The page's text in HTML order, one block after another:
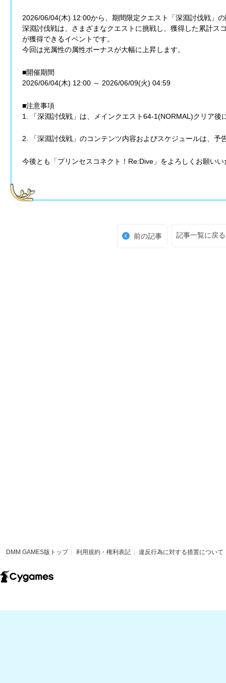
2026/06/04(木) 12:00から、期間限定クエスト「深淵討伐戦」
深淵討伐戦は、さまざまなクエストに挑戦し、獲得した累計ス
が獲得できるイベントです。
今回は光属性の属性ボーナスが大幅に上昇します。
■開催期間
2026/06/04(木) 12:00 ～ 2026/06/09(火) 04:59
■注意事項
1. 「深淵討伐戦」は、メインクエスト64-1(NORMAL)クリア後
2. 「深淵討伐戦」のコンテンツ内容およびスケジュールは、予
今後とも「プリンセスコネクト！Re:Dive」をよろしくお願いい
前の記事 記事一覧に戻る
DMM GAMES版トップ 利用規約・権利表記 違反行為に対する措置について